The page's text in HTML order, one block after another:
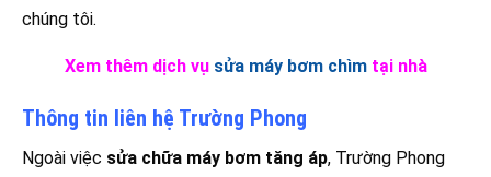
chúng tôi.
Xem thêm dịch vụ sửa máy bơm chìmtại nhà
Thông tin liên hệ Trường Phong
Ngoài việc sửa chữa máy bơm tăng áp, Trường Phong